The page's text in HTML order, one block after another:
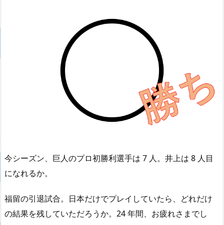
今シーズン、巨人のプロ初勝利選手は 7 人。井上は 8 人目
になれるか。
福留の引退試合。日本だけでプレイしていたら、どれだけ
の結果を残していただろうか。24 年間、お疲れさまでし